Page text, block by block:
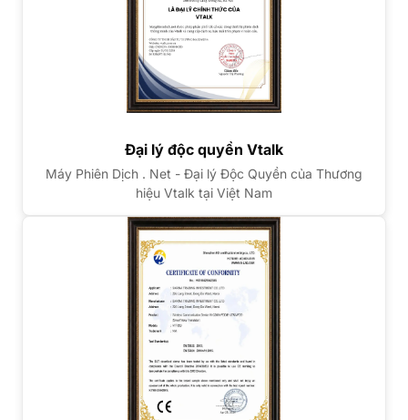
Đại lý độc quyền Vtalk
Máy Phiên Dịch . Net - Đại lý Độc Quyền của Thương
hiệu Vtalk tại Việt Nam